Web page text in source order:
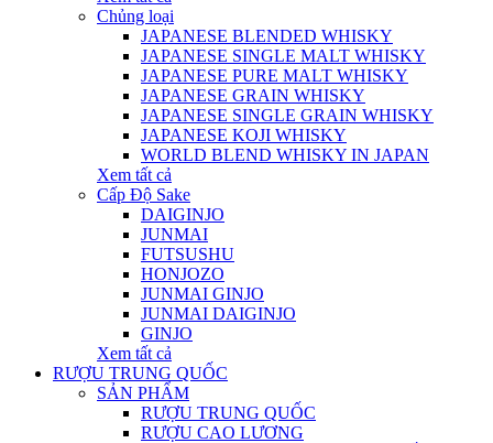
Chủng loại
JAPANESE BLENDED WHISKY
JAPANESE SINGLE MALT WHISKY
JAPANESE PURE MALT WHISKY
JAPANESE GRAIN WHISKY
JAPANESE SINGLE GRAIN WHISKY
JAPANESE KOJI WHISKY
WORLD BLEND WHISKY IN JAPAN
Xem tất cả
Cấp Độ Sake
DAIGINJO
JUNMAI
FUTSUSHU
HONJOZO
JUNMAI GINJO
JUNMAI DAIGINJO
GINJO
Xem tất cả
RƯỢU TRUNG QUỐC
SẢN PHẨM
RƯỢU TRUNG QUỐC
RƯỢU CAO LƯƠNG